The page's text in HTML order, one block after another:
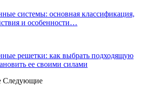
системы: основная классификация,
и особенности…
решетки: как выбрать подходящую
ее своими силами
Следующие